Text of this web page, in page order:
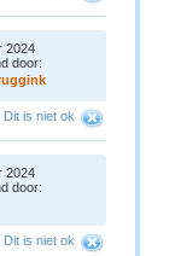
2024
door:
uggink
Dit is niet ok
2024
door:
Dit is niet ok